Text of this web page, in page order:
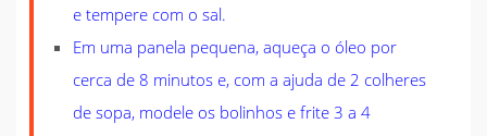
e tempere com o sal.
Em uma panela pequena, aqueça o óleo por
cerca de 8 minutos e, com a ajuda de 2 colheres
de sopa, modele os bolinhos e frite 3 a 4